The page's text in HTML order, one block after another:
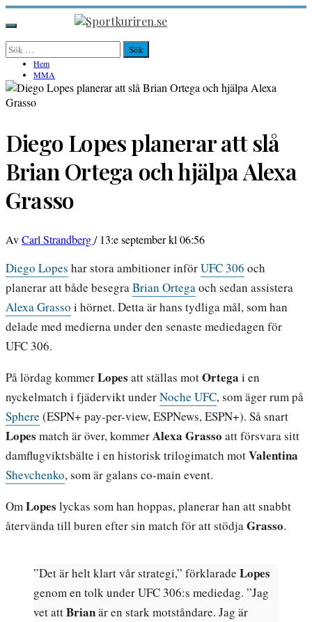
Hoppa
till
innehåll
Sportkuriren.se
Primär
meny
Sök
efter: Hem
MMA
Diego Lopes planerar att slå
Brian Ortega och hjälpa Alexa
Grasso
AvCarl Strandberg/ 13:e september kl 06:56
Diego Lopes har stora ambitioner införUFC 306 och
planerar att både besegraBrian Ortegaoch sedan assistera
Alexa Grasso i hörnet. Detta är hans tydliga mål, som han
delade med medierna under den senaste mediedagen för
UFC 306.
På lördag kommerLopes att ställas motOrtega i en
nyckelmatch i fjädervikt underNoche UFC, som äger rum på
Sphere (ESPN+ pay-per-view, ESPNews, ESPN+). Så snart
Lopes match är över, kommerAlexa Grasso att försvara sitt
damflugviktsbälte i en historisk trilogimatch motValentina
Shevchenko, som är galans co-main event.
OmLopes lyckas som han hoppas, planerar han att snabbt
återvända till buren efter sin match för att stödjaGrasso.
”Det är helt klart vår strategi,” förklarade Lopes
genom en tolk under UFC 306:s mediedag. ”Jag
vet attBrianär en stark motståndare. Jag är